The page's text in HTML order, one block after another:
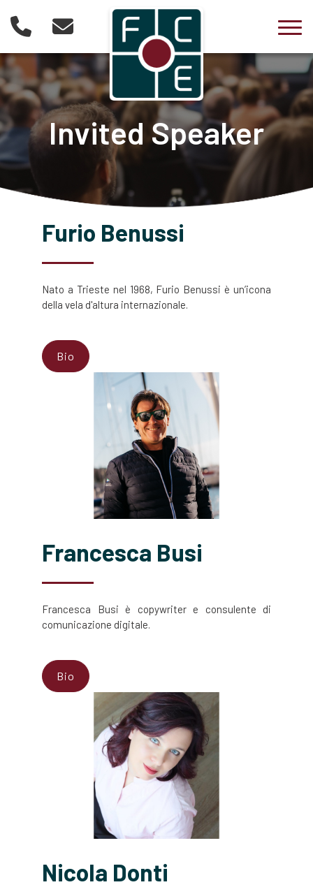
Invited Speaker
Furio Benussi
Nato a Trieste nel 1968, Furio Benussi è un’icona
della vela d'altura internazionale.
Bio
Francesca Busi
Francesca Busi è copywriter e consulente di
comunicazione digitale.
Bio
Nicola Donti